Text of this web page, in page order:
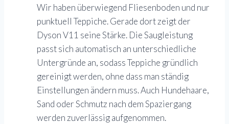
Wir haben überwiegend Fliesenboden und nur
punktuell Teppiche. Gerade dort zeigt der
Dyson V11 seine Stärke. Die Saugleistung
passt sich automatisch an unterschiedliche
Untergründe an, sodass Teppiche gründlich
gereinigt werden, ohne dass man ständig
Einstellungen ändern muss. Auch Hundehaare,
Sand oder Schmutz nach dem Spaziergang
werden zuverlässig aufgenommen.